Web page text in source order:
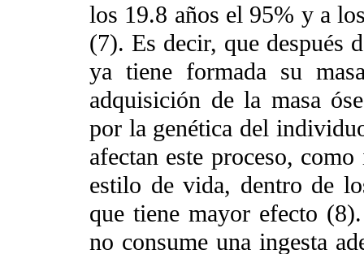
los 19.8 años el 95% y a
(7). Es decir, que después
ya tiene formada su
adquisición de la masa
por la genética del
afectan este proceso,
estilo de vida, dentro de
que tiene mayor efecto
no consume una ingesta